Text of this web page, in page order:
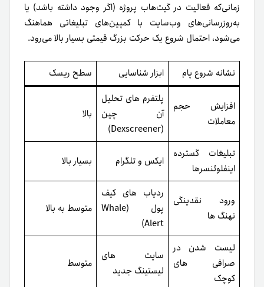
زمانی‌که فعالیت در گیت‌هاب پروژه (اگر وجود داشته باشد) یا
به‌روزرسانی‌های وب‌سایت با کمپین‌های تبلیغاتی هماهنگ
می‌شود، احتمال شروع یک حرکت بزرگ قیمتی بسیار بالا می‌رود.
نشانه شروع پام ابزار شناسایی سطح ریسک
افزایش حجم
معاملات
پلتفرم های تحلیل
آن چین
(Dexscreener)
بالا
تبلیغات گسترده
اینفلوئنسرها
ایکس و تلگرام بسیار بالا
ورود نقدینگی
نهنگ ها
ردیاب های کیف
پول (Whale
Alert)
متوسط به بالا
لیست شدن در
صرافی های
کوچک
سایت های
لیستینگ جدید
متوسط